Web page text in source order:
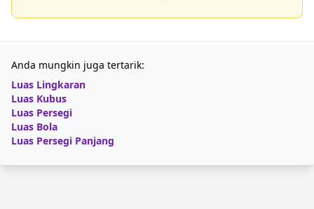
Anda mungkin juga tertarik:
Luas Lingkaran
Luas Kubus
Luas Persegi
Luas Bola
Luas Persegi Panjang